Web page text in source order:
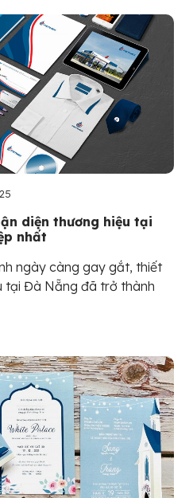
diện thương hiệu tại
nhất
ngày càng gay gắt, thiết
tại Đà Nẵng đã trở thành